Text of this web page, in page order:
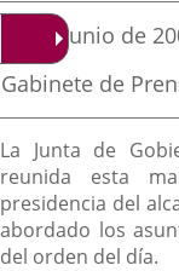
Fecha
la
noticia
26 de junio de
Fuente
la
noticia
Gabinete de
Descripción
La Junta de
reunida esta
presidencia del
abordado los
del orden del día.